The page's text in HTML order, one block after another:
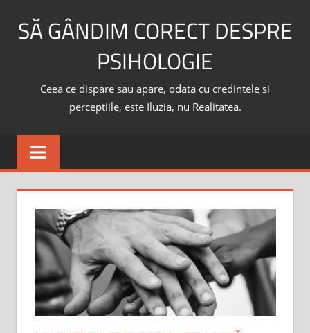
SĂ GÂNDIM CORECT DESPRE
PSIHOLOGIE
Ceea ce dispare sau apare, odata cu credintele si
perceptiile, este Iluzia, nu Realitatea.